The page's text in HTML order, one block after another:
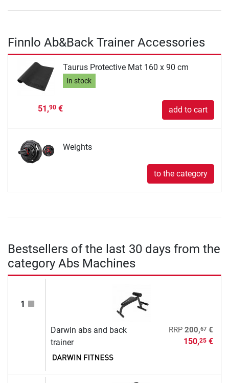
Finnlo Ab&Back Trainer Accessories
Taurus Protective Mat 160 x 90 cm
In stock
51,90€ add to cart
Weights
to the category
Bestsellers of the last 30 days from the
category Abs Machines
1
Darwin abs and back
trainer
RRP 200,67€
150,25€